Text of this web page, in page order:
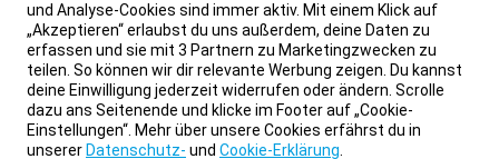
und Analyse-Cookies sind immer aktiv. Mit einem Klick auf
„Akzeptieren“ erlaubst du uns außerdem, deine Daten zu
erfassen und sie mit 3 Partnern zu Marketingzwecken zu
teilen. So können wir dir relevante Werbung zeigen. Du kannst
deine Einwilligung jederzeit widerrufen oder ändern. Scrolle
dazu ans Seitenende und klicke im Footer auf „Cookie-
Einstellungen“. Mehr über unsere Cookies erfährst du in
unserer Datenschutz- und Cookie-Erklärung